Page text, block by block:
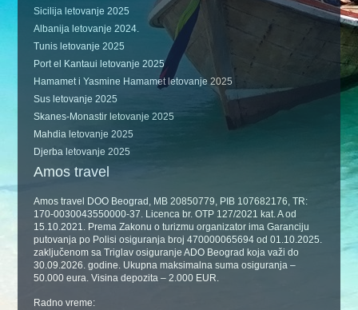
Sicilija letovanje 2025
Albanija letovanje 2024.
Tunis letovanje 2025
Port el Kantaui letovanje 2025
Hamamet i Yasmine Hamamet letovanje 2025
Sus letovanje 2025
Skanes-Monastir letovanje 2025
Mahdia letovanje 2025
Djerba letovanje 2025
Amos travel
Amos travel DOO Beograd, MB 20850779, PIB 107682176, TR:
170-0030043550000-37. Licenca br. OTP 127/2021 kat. A od
15.10.2021. Prema Zakonu o turizmu organizator ima Garanciju
putovanja po Polisi osiguranja broj 470000065694 od 01.10.2025.
zaključenom sa Triglav osiguranje ADO Beograd koja važi do
30.09.2026. godine. Ukupna maksimalna suma osiguranja –
50.000 eura. Visina depozita – 2.000 EUR.
Radno vreme: